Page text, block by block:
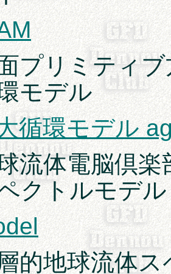
プリミティ
モデル
循環モデル
流体電脳倶
クトルモデル
的地球流体